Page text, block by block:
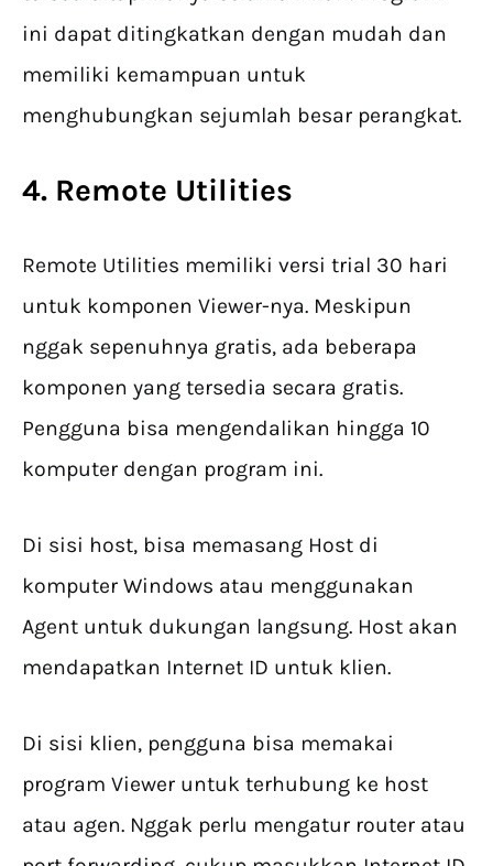
ini dapat ditingkatkan dengan mudah dan
memiliki kemampuan untuk
menghubungkan sejumlah besar perangkat.
4. Remote Utilities
Remote Utilities memiliki versi trial 30 hari
untuk komponen Viewer-nya. Meskipun
nggak sepenuhnya gratis, ada beberapa
komponen yang tersedia secara gratis.
Pengguna bisa mengendalikan hingga 10
komputer dengan program ini.
Di sisi host, bisa memasang Host di
komputer Windows atau menggunakan
Agent untuk dukungan langsung. Host akan
mendapatkan Internet ID untuk klien.
Di sisi klien, pengguna bisa memakai
program Viewer untuk terhubung ke host
atau agen. Nggak perlu mengatur router atau